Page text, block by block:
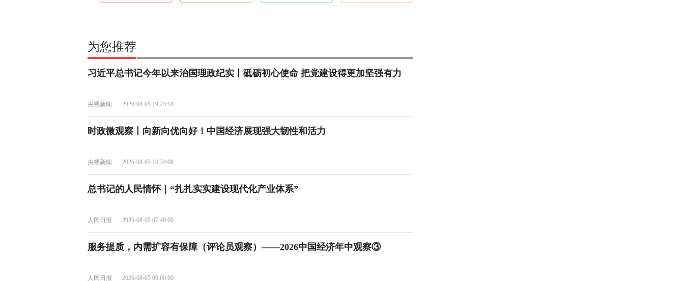
为您推荐
习近平总书记今年以来治国理政纪实丨砥砺初心使命 把党建设得更加坚强有力
央视新闻 2026-08-05 19:25:18
时政微观察丨向新向优向好！中国经济展现强大韧性和活力
央视新闻 2026-08-05 10:34:08
总书记的人民情怀｜“扎扎实实建设现代化产业体系”
人民日报 2026-08-05 07:48:00
服务提质，内需扩容有保障（评论员观察）——2026中国经济年中观察③
人民日报 2026-08-05 00:00:00